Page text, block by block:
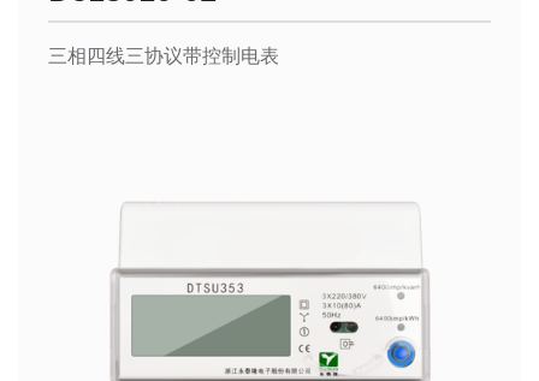
三相四线三协议带控制电表